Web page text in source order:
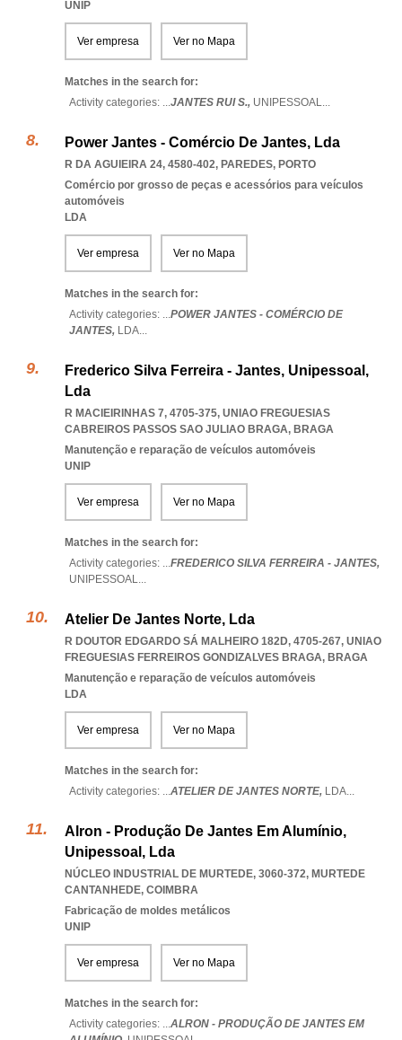
UNIP
Ver empresa Ver no Mapa
Matches in the search for:
Activity categories: ...JANTES RUI S., UNIPESSOAL...
Power Jantes - Comércio De Jantes, Lda
R DA AGUIEIRA 24, 4580-402, PAREDES, PORTO
Comércio por grosso de peças e acessórios para veículos
automóveis
LDA
Ver empresa Ver no Mapa
Matches in the search for:
Activity categories: ...POWER JANTES - COMÉRCIO DE
JANTES, LDA...
Frederico Silva Ferreira - Jantes, Unipessoal,
Lda
R MACIEIRINHAS 7, 4705-375, UNIAO FREGUESIAS
CABREIROS PASSOS SAO JULIAO BRAGA, BRAGA
Manutenção e reparação de veículos automóveis
UNIP
Ver empresa Ver no Mapa
Matches in the search for:
Activity categories: ...FREDERICO SILVA FERREIRA - JANTES,
UNIPESSOAL...
Atelier De Jantes Norte, Lda
R DOUTOR EDGARDO SÁ MALHEIRO 182D, 4705-267, UNIAO
FREGUESIAS FERREIROS GONDIZALVES BRAGA, BRAGA
Manutenção e reparação de veículos automóveis
LDA
Ver empresa Ver no Mapa
Matches in the search for:
Activity categories: ...ATELIER DE JANTES NORTE, LDA...
Alron - Produção De Jantes Em Alumínio,
Unipessoal, Lda
NÚCLEO INDUSTRIAL DE MURTEDE, 3060-372, MURTEDE
CANTANHEDE, COIMBRA
Fabricação de moldes metálicos
UNIP
Ver empresa Ver no Mapa
Matches in the search for:
Activity categories: ...ALRON - PRODUÇÃO DE JANTES EM